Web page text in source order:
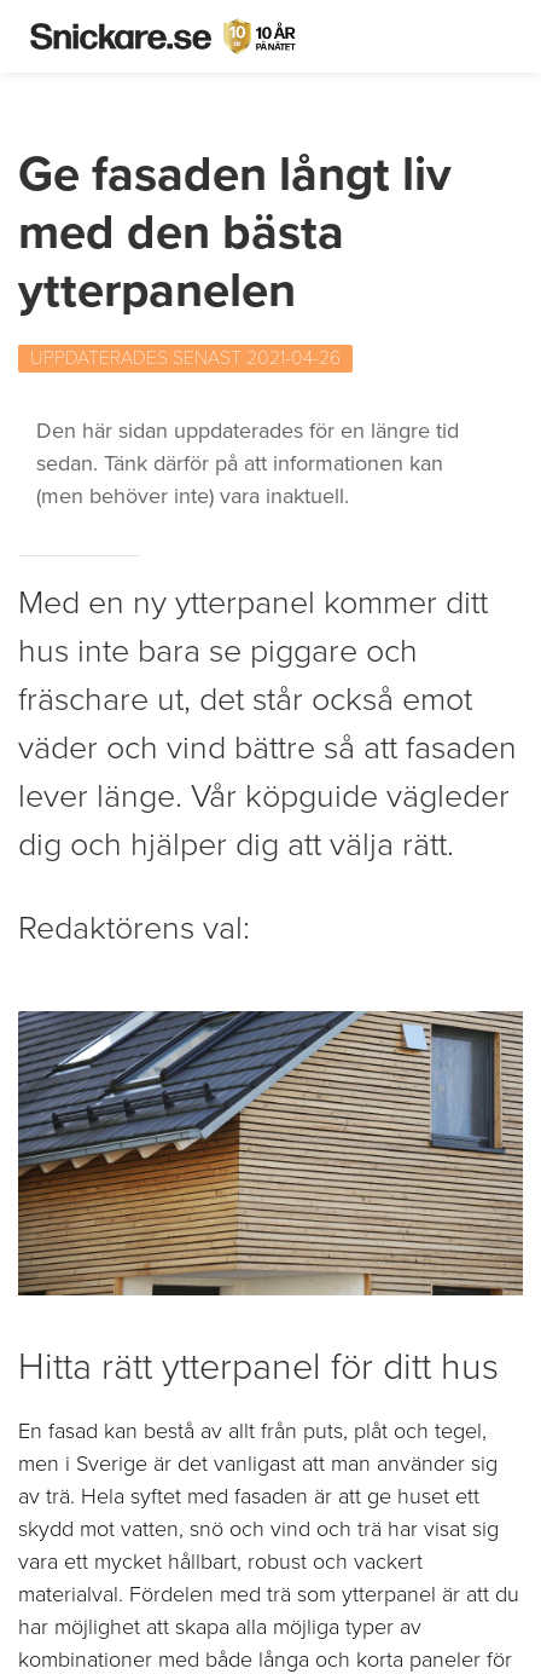
Ge fasaden långt liv
med den bästa
ytterpanelen
UPPDATERADES SENAST 2021-04-26
Den här sidan uppdaterades för en längre tid
sedan. Tänk därför på att informationen kan
(men behöver inte) vara inaktuell.
Med en ny ytterpanel kommer ditt
hus inte bara se piggare och
fräschare ut, det står också emot
väder och vind bättre så att fasaden
lever länge. Vår köpguide vägleder
dig och hjälper dig att välja rätt.
Redaktörens val:
Hitta rätt ytterpanel för ditt hus
En fasad kan bestå av allt från puts, plåt och tegel,
men i Sverige är det vanligast att man använder sig
av trä. Hela syftet med fasaden är att ge huset ett
skydd mot vatten, snö och vind och trä har visat sig
vara ett mycket hållbart, robust och vackert
materialval. Fördelen med trä som ytterpanel är att du
har möjlighet att skapa alla möjliga typer av
kombinationer med både långa och korta paneler för